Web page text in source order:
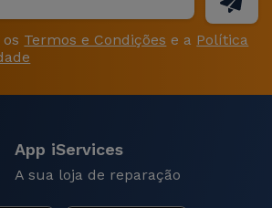
Termos e Condições e a Política
App iServices
A sua loja de reparação